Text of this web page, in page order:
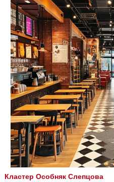
Кластер Особняк Слепцова